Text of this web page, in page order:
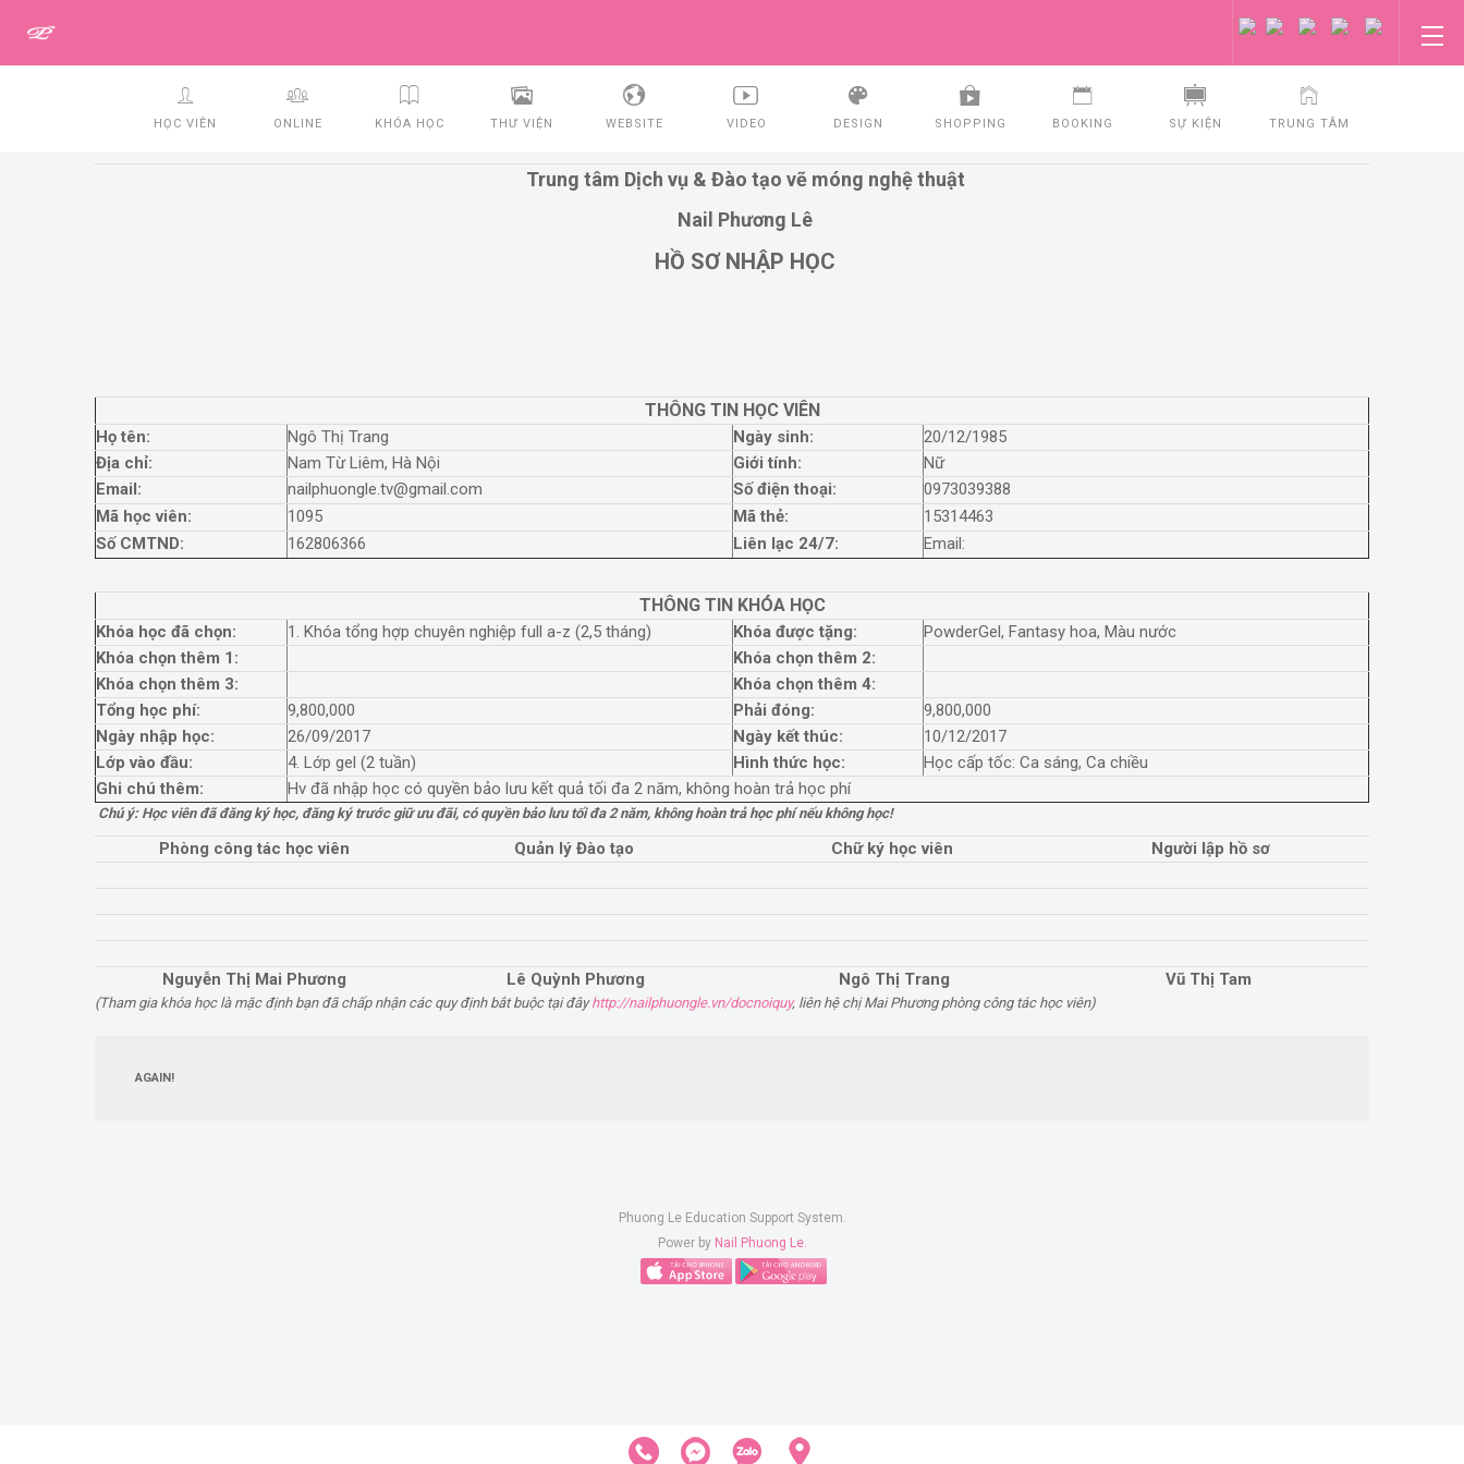
HỌC VIÊN ONLINE KHÓA HỌC THƯ VIỆN WEBSITE VIDEO DESIGN SHOPPING BOOKING SỰ KIỆN TRUNG TÂM
Trung tâm Dịch vụ & Đào tạo vẽ móng nghệ thuật
Nail Phương Lê
HỒ SƠ NHẬP HỌC
THÔNG TIN HỌC VIÊN
Họ tên: Ngô Thị Trang Ngày sinh:
20/12/1985
Địa chỉ:
Nam Từ Liêm, Hà Nội Giới tính:
Nữ
Email:
nailphuongle.tv@gmail.com Số điện thoại:
0973039388
Mã học viên:
1095 Mã thẻ:
15314463
Số CMTND:
162806366 Liên lạc 24/7: Email:
THÔNG TIN KHÓA HỌC
Khóa học đã chọn: 1. Khóa tổng hợp chuyên nghiệp full a-z (2,5 tháng) Khóa được tặng:
PowderGel, Fantasy hoa, Màu nước
Khóa chọn thêm 1:
Khóa chọn thêm 2:
Khóa chọn thêm 3:
Khóa chọn thêm 4:
Tổng học phí:
9,800,000 Phải đóng:
9,800,000
Ngày nhập học:
26/09/2017 Ngày kết thúc:
10/12/2017
Lớp vào đầu:
4. Lớp gel (2 tuần) Hình thức học:
Học cấp tốc: Ca sáng, Ca chiều
Ghi chú thêm:
Hv đã nhập học có quyền bảo lưu kết quả tối đa 2 năm, không hoàn trả học phí
Chú ý: Học viên đã đăng ký học, đăng ký trước giữ ưu đãi, có quyền bảo lưu tối đa 2 năm, không hoàn trả học phí nếu không học!
Phòng công tác học viên Quản lý Đào tạo Chữ ký học viên Người lập hồ sơ
Nguyễn Thị Mai Phương Lê Quỳnh Phương Ngô Thị Trang Vũ Thị Tam
(Tham gia khóa học là mặc định bạn đã chấp nhận các quy định bắt buộc tại đâyhttp://nailphuongle.vn/docnoiquy, liên hệ chị Mai Phương phòng công tác học viên)
AGAIN!
Phuong Le Education Support System.
Power by Nail Phuong Le.